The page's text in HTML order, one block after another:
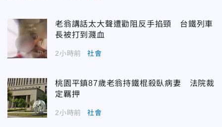
老翁講話太大聲遭勸阻反手掐頸 台鐵列車
長被打到濺血
2小時前 社會
桃園平鎮87歲老翁持鐵棍殺臥病妻 法院裁
定羈押
2小時前 社會